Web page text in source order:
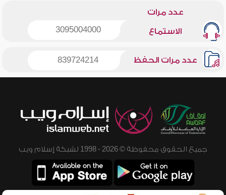
عدد مرات
الاستماع 3095004000
عدد مرات الحفظ 839724214
جميع الحقوق محفوظة © 2026 - 1998 لشبكة إسلام ويب